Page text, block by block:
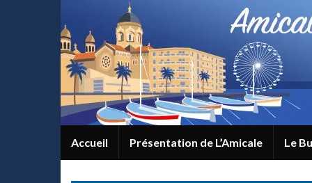
Accueil Présentation de L’Amicale Le